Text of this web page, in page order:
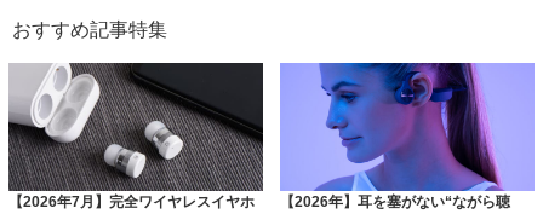
おすすめ記事特集
【2026年7月】完全ワイヤレスイヤホ
【2026年】耳を塞がない“ながら聴